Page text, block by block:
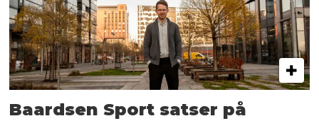
Baardsen Sport satser på